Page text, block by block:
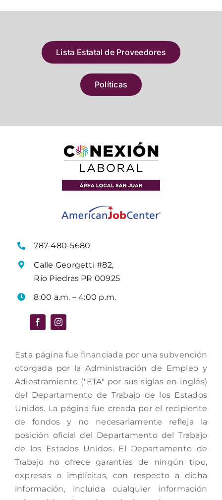
Lista Estatal de Proveedores
Políticas
787-480-5680
Calle Georgetti #82,
Río Piedras PR 00925
8:00 a.m. – 4:00 p.m.
Esta página fue financiada por una subvención
otorgada por la Administración de Empleo y
Adiestramiento ("ETA" por sus siglas en inglés)
del Departamento de Trabajo de los Estados
Unidos. La página fue creada por el recipiente
de fondos y no necesariamente refleja la
posición oficial del Departamento del Trabajo
de los Estados Unidos. El Departamento de
Trabajo no ofrece garantías de ningún tipo,
expresas o implícitas, con respecto a dicha
información, incluida cualquier información